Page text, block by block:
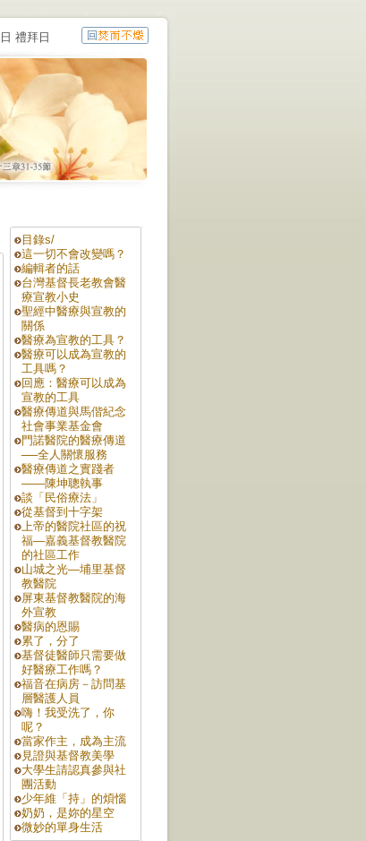
禮拜日
目錄s/
這一切不會改變嗎？
編輯者的話
台灣基督長老教會醫
療宣教小史
聖經中醫療與宣教的
關係
醫療為宣教的工具？
醫療可以成為宣教的
工具嗎？
回應：醫療可以成為
宣教的工具
醫療傳道與馬偕紀念
社會事業基金會
門諾醫院的醫療傳道
──全人關懷服務
醫療傳道之實踐者
——陳坤聰執事
談「民俗療法」
從基督到十字架
上帝的醫院社區的祝
福—嘉義基督教醫院
的社區工作
山城之光—埔里基督
教醫院
屏東基督教醫院的海
外宣教
醫病的恩賜
累了，分了
基督徒醫師只需要做
好醫療工作嗎？
福音在病房－訪問基
層醫護人員
嗨！我受洗了，你
呢？
當家作主，成為主流
見證與基督教美學
大學生請認真參與社
團活動
少年維「持」的煩惱
奶奶，是妳的星空
微妙的單身生活